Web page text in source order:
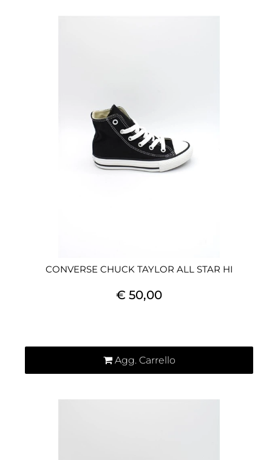
CONVERSE CHUCK TAYLOR ALL STAR HI
€ 50,00
Agg. Carrello